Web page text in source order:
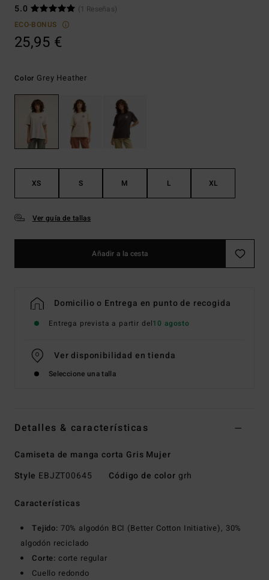
5.0
(1 Reseñas)
ECO-BONUS
25,95 €
Color Grey Heather
XS S M L XL
Ver guía de tallas
Añadir a la cesta
Domicilio o Entrega en punto de recogida
Entrega prevista a partir del10 agosto
Ver disponibilidad en tienda
Seleccione una talla
Detalles & características
Camiseta de manga corta Gris Mujer
Style EBJZT00645 Código de color grh
Características
Tejido: 70% algodón BCI (Better Cotton Initiative), 30%
algodón reciclado
Corte: corte regular
Cuello redondo